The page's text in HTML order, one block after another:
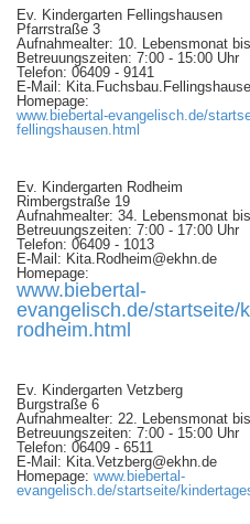
Ev. Kindergarten Fellingshausen
Pfarrstraße 3
Aufnahmealter: 10. Lebensmonat
Betreuungszeiten: 7:00 - 15:00 Uhr
Telefon: 06409 - 9141
E-Mail:
Homepage:
www.biebertal-evangelisch.de/
fellingshausen.html
Ev. Kindergarten Rodheim
Rimbergstraße 19
Aufnahmealter: 34. Lebensmonat
Betreuungszeiten: 7:00 - 17:00 Uhr
Telefon: 06409 - 1013
E-Mail: Kita.Rodheim@ekhn.de
Homepage:
www.biebertal-
evangelisch.de/startseite/
rodheim.html
Ev. Kindergarten Vetzberg
Burgstraße 6
Aufnahmealter: 22. Lebensmonat
Betreuungszeiten: 7:00 - 15:00 Uhr
Telefon: 06409 - 6511
E-Mail: Kita.Vetzberg@ekhn.de
Homepage: www.biebertal-
evangelisch.de/startseite/